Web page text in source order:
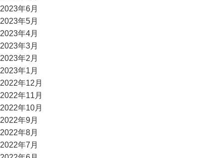
2023年6月
2023年5月
2023年4月
2023年3月
2023年2月
2023年1月
2022年12月
2022年11月
2022年10月
2022年9月
2022年8月
2022年7月